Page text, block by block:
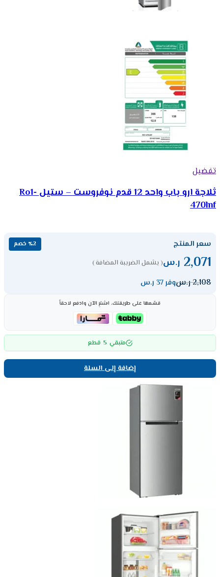
تفضيل
ثلاجة ارو باب واحد 12 قدم نوفروست – ستيل Ro1-
470lnf
سعر المنتج ٪2 خصم
2,071 ر.س( يشمل الضريبة المضافة )
2,108ر.سوفر 37 ر.س
قسّمها على طريقتك، اشترِ الآن وادفع لاحقاً
متبقي 5 قطع
إضافة إلى السلة